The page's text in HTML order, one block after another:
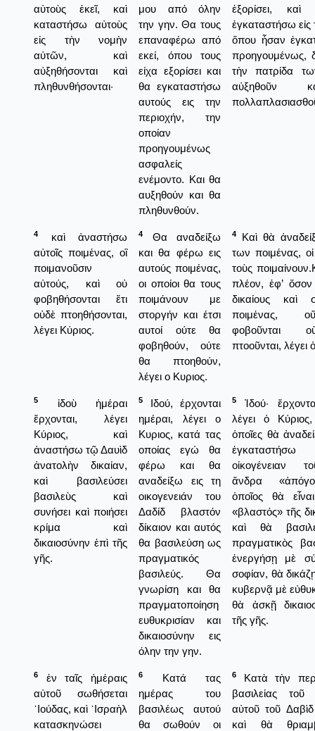
αὐτοὺς ἐκεῖ, καὶ
καταστήσω αὐτοὺς
εἰς τὴν νομὴν
αὐτῶν, καὶ
αὐξηθήσονται καὶ
πληθυνθήσονται·
μου από όλην
την γην. Θα τους
επαναφέρω από
εκεί, όπου τους
είχα εξορίσει και
θα εγκαταστήσω
αυτούς εις την
περιοχήν, την
οποίαν
προηγουμένως
ασφαλείς
ενέμοντο. Και θα
αυξηθούν και θα
πληθυνθούν.
ἐξορίσει,
ἐγκαταστήσω εἰς
ὅπου ἦσαν
προηγουμένως,
τὴν πατρίδα
αὐξηθοῦν
4
καὶ ἀναστήσω
αὐτοῖς ποιμένας, οἳ
ποιμανοῦσιν
αὐτούς, καὶ οὐ
φοβηθήσονται ἔτι
οὐδὲ πτοηθήσονται,
λέγει Κύριος.
4
Θα αναδείξω
και θα φέρω εις
αυτούς ποιμένας,
οι οποίοι θα τους
ποιμάνουν με
στοργήν και έτσι
αυτοί ούτε θα
φοβηθούν, ούτε
θα πτοηθούν,
λέγει ο Κυριος.
4
Καὶ θὰ
των ποιμένας,
τοὺς
πλέον, ἐφ’
δικαίους καὶ
ποιμένας,
φοβοῦνται
πτοοῦνται, λέγει
5
ἰδοὺ ἡμέραι
ἔρχονται, λέγει
Κύριος, καὶ
ἀναστήσω τῷ Δαυὶδ
ἀνατολὴν δικαίαν,
καὶ βασιλεύσει
βασιλεὺς καὶ
συνήσει καὶ ποιήσει
κρίμα καὶ
δικαιοσύνην ἐπὶ τῆς
γῆς.
5
Ιδού, έρχονται
ημέραι, λέγει ο
Κυριος, κατά τας
οποίας εγώ θα
φέρω και θα
αναδείξω εις τη
οικογενειάν του
Δαδίδ βλαστόν
δίκαιον και αυτός
θα βασιλεύση ως
πραγματικός
βασιλεύς. Θα
γνωρίση και θα
πραγματοποίηση
ευθυκρισίαν και
δικαιοσύνην εις
όλην την γην.
5
Ἰδού·
λέγει ὁ
ὁποῖες θὰ
ἐγκαταστήσω
οἰκογένειαν
ἄνδρα
ὁποῖος θὰ
«βλαστός» τῆς
καὶ θὰ
πραγματικὸς
ἐνεργήσῃ μὲ
σοφίαν, θὰ
κυβερνᾷ μὲ
θὰ ἀσκῇ
τῆς γῆς.
6
ἐν ταῖς ἡμέραις
αὐτοῦ σωθήσεται
᾿Ιούδας, καὶ ᾿Ισραὴλ
κατασκηνώσει
6
Κατά τας
ημέρας του
βασιλέως αυτού
θα σωθούν οι
6
Κατὰ τὴν
βασιλείας τοῦ
αὐτοῦ τοῦ
καὶ θὰ